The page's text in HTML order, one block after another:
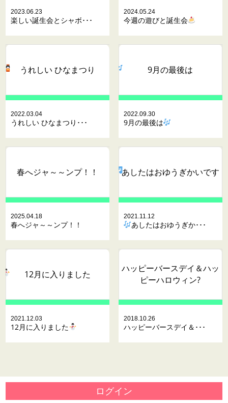
2023.06.23
楽しい誕生会とシャボ･･･
2024.05.24
今週の遊びと誕生会
うれしい ひなまつり
2022.03.04
うれしい ひなまつり･･･
9月の最後は
2022.09.30
9月の最後は
春へジャ～～ンプ！！
2025.04.18
春へジャ～～ンプ！！
あしたはおゆうぎかいです
2021.11.12
あしたはおゆうぎか･･･
12月に入りました
2021.12.03
12月に入りました
ハッピーバースデイ＆ハッ
ピーハロウィン?
2018.10.26
ハッピーバースデイ＆･･･
ログイン